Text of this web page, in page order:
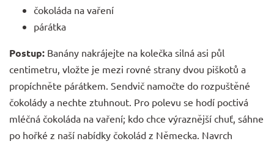
čokoláda na vaření
párátka
Postup: Banány nakrájejte na kolečka silná asi půl
centimetru, vložte je mezi rovné strany dvou piškotů a
propíchněte párátkem. Sendvič namočte do rozpuštěné
čokolády a nechte ztuhnout. Pro polevu se hodí poctivá
mléčná čokoláda na vaření; kdo chce výraznější chuť, sáhne
po hořké z naší nabídky čokolád z Německa . Navrch